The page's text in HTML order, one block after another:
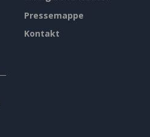
Pressemappe
Kontakt